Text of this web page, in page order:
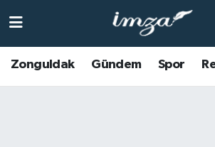
Zonguldak Gündem Spor
Anasayfa
Zonguldak Hava Durumu